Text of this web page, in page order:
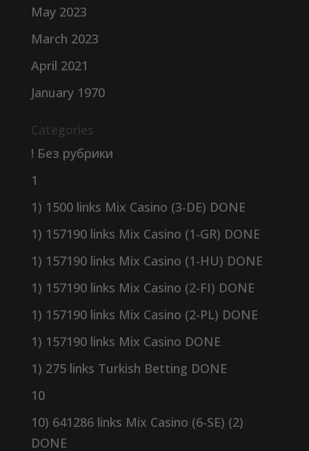
May 2023
March 2023
April 2021
January 1970
Categories
! Без рубрики
1
1) 1500 links Mix Casino (3-DE) DONE
1) 157190 links Mix Casino (1-GR) DONE
1) 157190 links Mix Casino (1-HU) DONE
1) 157190 links Mix Casino (2-FI) DONE
1) 157190 links Mix Casino (2-PL) DONE
1) 157190 links Mix Casino DONE
1) 275 links Turkish Betting DONE
10
10) 641286 links Mix Casino (6-SE) (2)
DONE